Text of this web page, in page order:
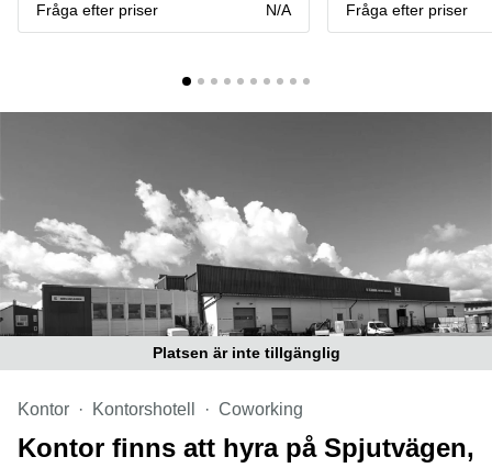
Vasastan
Kontor
Malmö
lokaler
Hägersten
Fråga efter priser
N/A
Fråga efter priser
Platsen är inte tillgänglig
Kontor Kontorshotell Coworking
Kontor finns att hyra på Spjutvägen,